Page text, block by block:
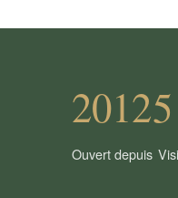
2012
Ouvert depuis